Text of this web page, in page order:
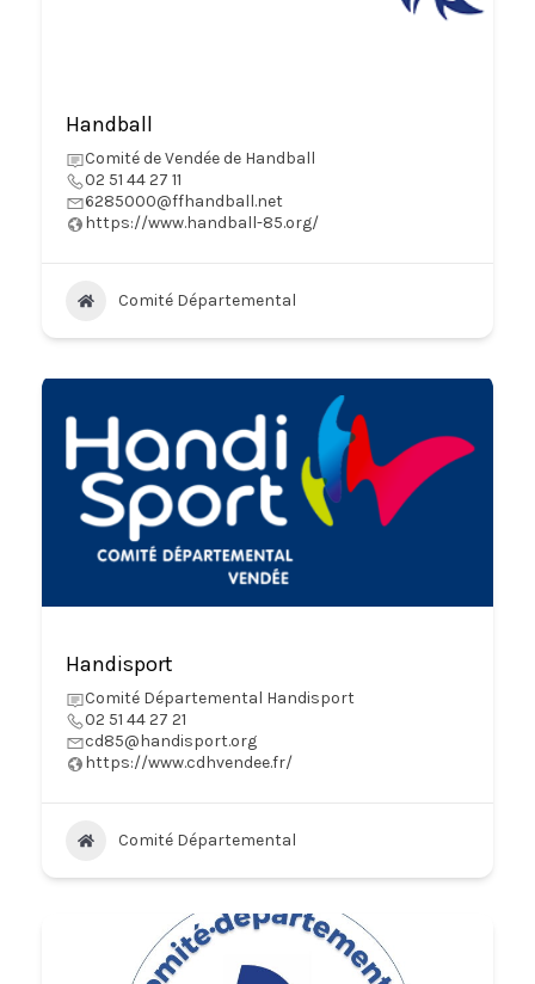
Handball
Comité de Vendée de Handball
02 51 44 27 11
6285000@ffhandball.net
https://www.handball-85.org/
Comité Départemental
Handisport
Comité Départemental Handisport
02 51 44 27 21
cd85@handisport.org
https://www.cdhvendee.fr/
Comité Départemental